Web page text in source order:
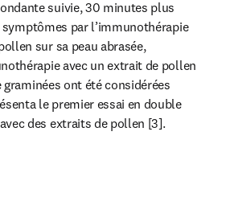
suivie, 30 minutes plus
par l’immunothérapie
sur sa peau abrasée,
avec un extrait de pollen
ont été considérées
le premier essai en double
des extraits de pollen [3].